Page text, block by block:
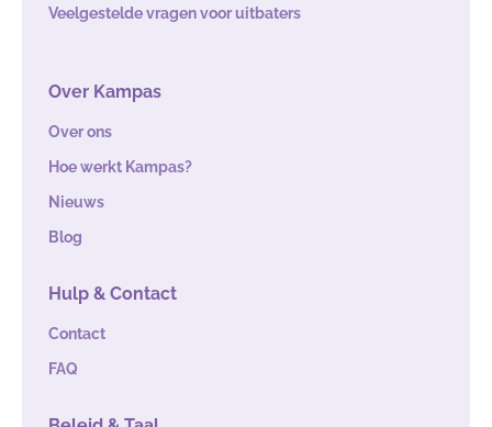
Veelgestelde vragen voor uitbaters
Over Kampas
Over ons
Hoe werkt Kampas?
Nieuws
Blog
Hulp & Contact
Contact
FAQ